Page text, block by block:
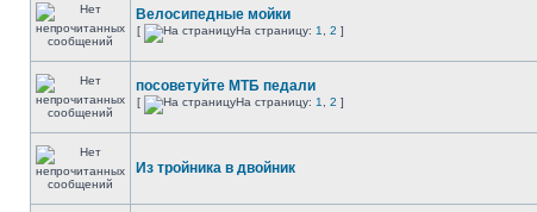
Велосипедные мойки
[ На страницу: 1 2 ]
посоветуйте МТБ педали
[ На страницу: 1 2 ]
Из тройника в двойник